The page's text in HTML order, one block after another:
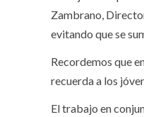
Zambrano,
evitando que se
Recordemos que
recuerda a los
El trabajo en